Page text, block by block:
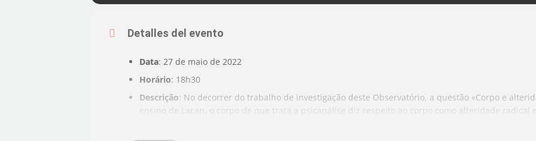
Detalles del evento
Data: 27 de maio de 2022
Horário: 18h30
Descrição: No decorrer do trabalho de investigação deste Observatório, a questão «Corpo e
ensino de Lacan, o corpo de que trata a psicanálise diz respeito ao corpo como alteridade radical